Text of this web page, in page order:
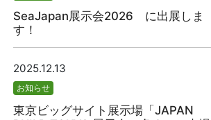
SeaJapan展示会2026 に出展しま
す！
2025.12.13
お知らせ
東京ビッグサイト展示場「JAPAN